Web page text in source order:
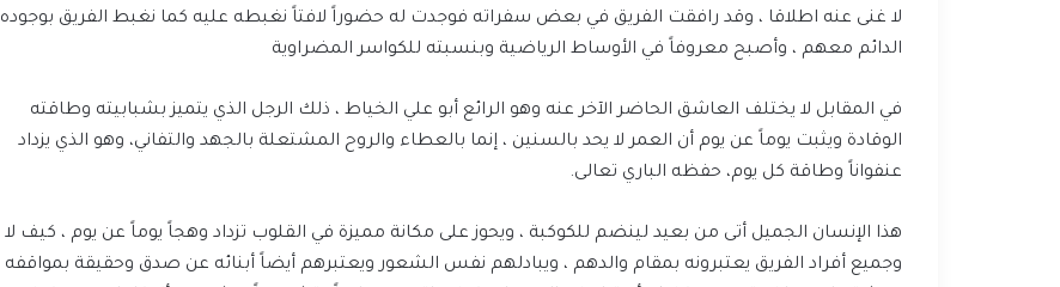
لا غنى عنه اطلاقا ، وقد رافقت الفريق في بعض سفراته فوجدت له حضوراً لافتاً نغبطه عليه كما نغبط الفريق بوجوده
الدائم معهم ، وأصبح معروفاً في الأوساط الرياضية وبنسبته للكواسر المضراوية
في المقابل لا يختلف العاشق الحاضر الآخر عنه وهو الرائع أبو علي الخياط ، ذلك الرجل الذي يتميز بشبابيته وطاقته
الوقادة ويثبت يوماً عن يوم أن العمر لا يحد بالسنين ، إنما بالعطاء والروح المشتعلة بالجهد والتفاني، وهو الذي يزداد
عنفواناً وطاقة كل يوم، حفظه الباري تعالى.
هذا الإنسان الجميل أتى من بعيد لينضم للكوكبة ، ويحوز على مكانة مميزة في القلوب تزداد وهجاً يوماً عن يوم ، كيف لا
وجميع أفراد الفريق يعتبرونه بمقام والدهم ، ويبادلهم نفس الشعور ويعتبرهم أيضاً أبنائه عن صدق وحقيقة بمواقفه